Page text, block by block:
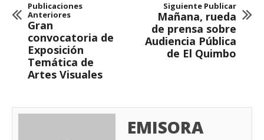
Publicaciones
Anteriores
Gran
convocatoria de
Exposición
Temática de
Artes Visuales
Siguiente Publicar
Mañana, rueda
de prensa sobre
Audiencia Pública
de El Quimbo
EMISORA